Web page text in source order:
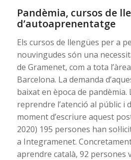
Pandèmia, cursos de
d’autoaprenentatge
Els cursos de llengües per a
nouvingudes són una
de Gramenet, com a tota
Barcelona. La demanda
baixat en època de pandèmia.
reprendre l’atenció al públic i
moment d’escriure aquest
2020) 195 persones han
a Integramenet.
aprendre català, 92 persones